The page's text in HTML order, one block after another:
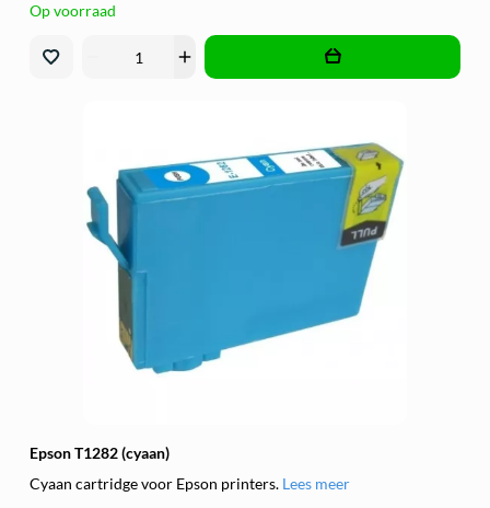
Op voorraad
add
Epson T1282 (cyaan)
Cyaan cartridge voor Epson printers. Lees meer